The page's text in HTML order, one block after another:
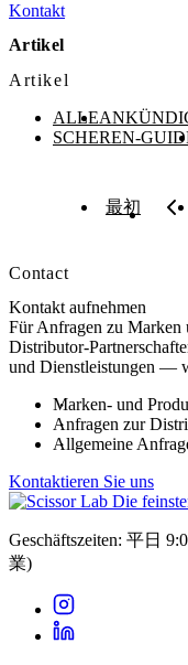
Kontakt
Artikel
Artikel
ALLE
SCHEREN-
最初
Contact
Kontakt aufnehmen
Für Anfragen zu Marken
Distributor-
und Dienstleistungen —
Marken- und
Anfragen zur
Allgemeine
Kontaktieren Sie uns
Die
Geschäftszeiten: 平日
業)